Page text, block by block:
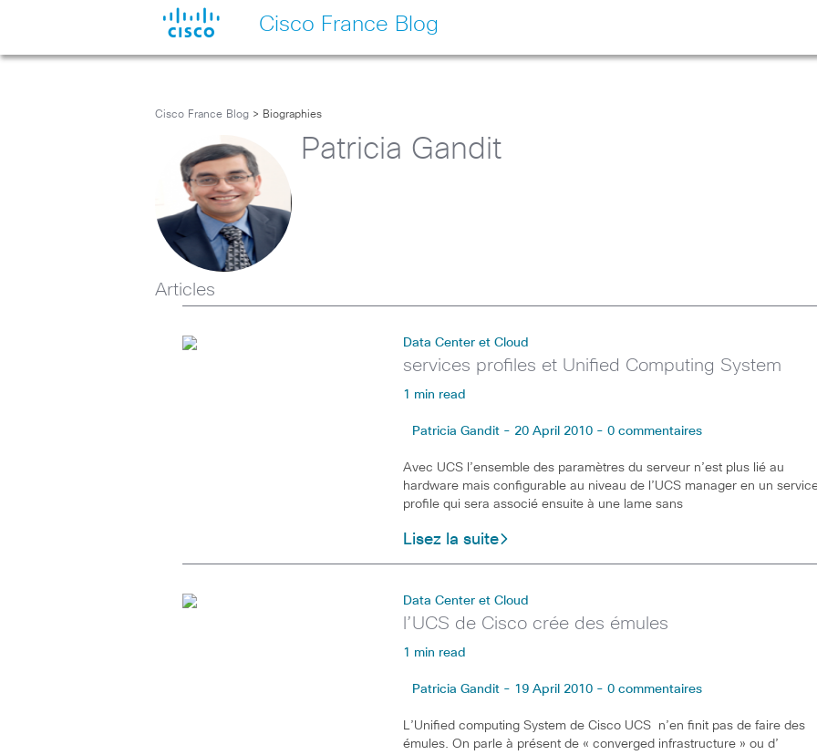
Cisco France Blog
Cisco France Blog > Biographies
Patricia Gandit
Articles
Data Center et Cloud
services profiles et Unified Computing System
1 min read
Patricia Gandit - 20 April 2010 - 0 commentaires
Avec UCS l’ensemble des paramètres du serveur n’est plus lié au
hardware mais configurable au niveau de l’UCS manager en un
profile qui sera associé ensuite à une lame sans
Lisez la suite
Data Center et Cloud
l’UCS de Cisco crée des émules
1 min read
Patricia Gandit - 19 April 2010 - 0 commentaires
L’Unified computing System de Cisco UCS n’en finit pas de faire des
émules. On parle à présent de « converged infrastructure » ou d’